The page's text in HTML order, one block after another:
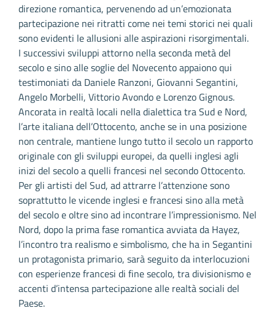
direzione romantica, pervenendo ad un’emozionata
partecipazione nei ritratti come nei temi storici nei quali
sono evidenti le allusioni alle aspirazioni risorgimentali.
I successivi sviluppi attorno nella seconda metà del
secolo e sino alle soglie del Novecento appaiono qui
testimoniati da Daniele Ranzoni, Giovanni Segantini,
Angelo Morbelli, Vittorio Avondo e Lorenzo Gignous.
Ancorata in realtà locali nella dialettica tra Sud e Nord,
l’arte italiana dell’Ottocento, anche se in una posizione
non centrale, mantiene lungo tutto il secolo un rapporto
originale con gli sviluppi europei, da quelli inglesi agli
inizi del secolo a quelli francesi nel secondo Ottocento.
Per gli artisti del Sud, ad attrarre l’attenzione sono
soprattutto le vicende inglesi e francesi sino alla metà
del secolo e oltre sino ad incontrare l’impressionismo. Nel
Nord, dopo la prima fase romantica avviata da Hayez,
l’incontro tra realismo e simbolismo, che ha in Segantini
un protagonista primario, sarà seguito da interlocuzioni
con esperienze francesi di fine secolo, tra divisionismo e
accenti d’intensa partecipazione alle realtà sociali del
Paese.